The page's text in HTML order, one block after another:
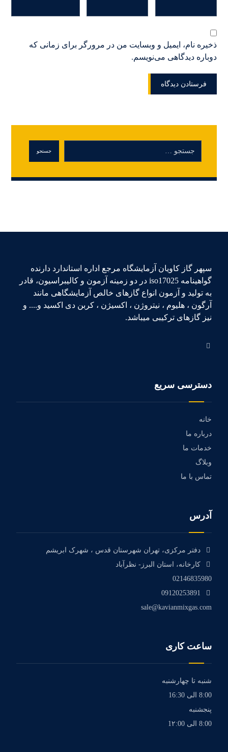
ذخیره نام، ایمیل و وبسایت من در مرورگر برای زمانی که
دوباره دیدگاهی می‌نویسم.
سپهر گاز کاویان آزمایشگاه مرجع اداره استاندارد دارنده
گواهینامه iso17025 در دو زمینه آزمون و کالیبراسیون، قادر
به تولید و آزمون انواع گازهای خالص آزمایشگاهی مانند
آرگون ، هلیوم ، نیتروژن ، اکسیژن ، کربن دی اکسید و.... و
نیز گازهای ترکیبی میباشد.
دسترسی سریع
خانه
درباره ما
خدمات ما
وبلاگ
تماس با ما
آدرس
دفتر مرکزی، تهران شهرستان قدس ، شهرک ابریشم
کارخانه، استان البرز- نظرآباد
02146835980
09120253891
sale@kavianmixgas.com
ساعت کاری
شنبه تا چهارشنبه
8:00 الی 16:30
پنجشنبه
8:00 الی 1۲:00